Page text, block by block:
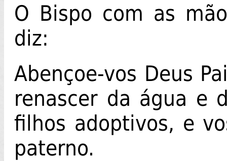
O Bispo com as
diz:
Abençoe-vos Deus
renascer da água e
filhos adoptivos, e
paterno.